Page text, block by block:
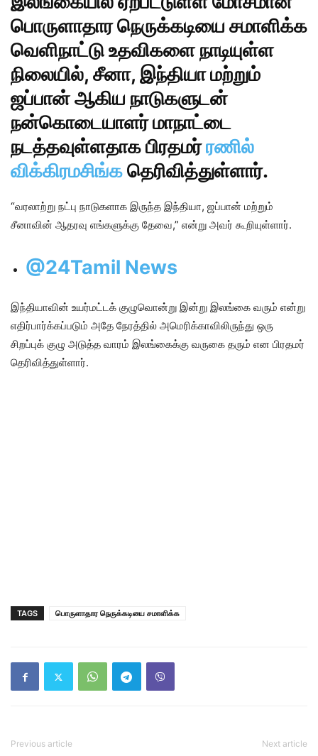
பொருளாதார நெருக்கடியை சமாளிக்க
வெளிநாட்டு உதவிகளை நாடியுள்ள
நிலையில், சீனா, இந்தியா மற்றும்
ஜப்பான் ஆகிய நாடுகளுடன்
நன்கொடையாளர் மாநாட்டை
நடத்தவுள்ளதாக பிரதமர்ரணில்
விக்கிரமசிங்கதெரிவித்துள்ளார்.
“வரலாற்று நட்பு நாடுகளாக இருந்த இந்தியா, ஜப்பான் மற்றும்
சீனாவின் ஆதரவு எங்களுக்கு தேவை,” என்று அவர் கூறியுள்ளார்.
@24Tamil News
இந்தியாவின் உயர்மட்டக் குழுவொன்று இன்று இலங்கை வரும் என்று
எதிர்பார்க்கப்படும் அதே நேரத்தில் அமெரிக்காவிலிருந்து ஒரு
சிறப்புக் குழு அடுத்த வாரம் இலங்கைக்கு வருகை தரும் என பிரதமர்
தெரிவித்துள்ளார்.
TAGS பொருளாதார நெருக்கடியை சமாளிக்க
Previous article Next article